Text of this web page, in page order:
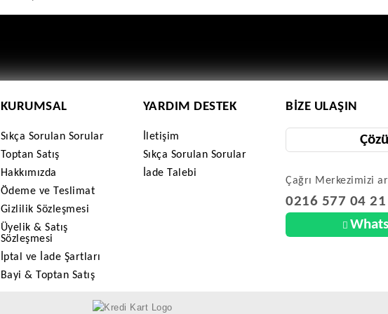
KURUMSAL
Sıkça Sorulan Sorular
Toptan Satış
Hakkımızda
Ödeme ve Teslimat
Gizlilik Sözleşmesi
Üyelik & Satış
Sözleşmesi
İptal ve İade Şartları
Bayi & Toptan Satış
YARDIM DESTEK
İletişim
Sıkça Sorulan Sorular
İade Talebi
BIZE ULAŞIN
Çağrı Merkezimizi
0216 577 04 21